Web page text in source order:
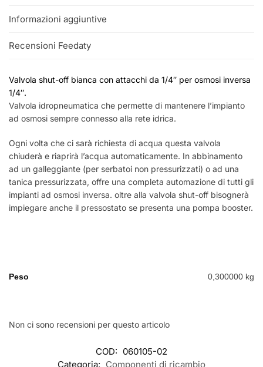
Informazioni aggiuntive
Recensioni Feedaty
Valvola shut-off bianca con attacchi da 1/4″ per osmosi inversa
1/4″.
Valvola idropneumatica che permette di mantenere l’impianto
ad osmosi sempre connesso alla rete idrica.
Ogni volta che ci sarà richiesta di acqua questa valvola
chiuderà e riaprirà l’acqua automaticamente. In abbinamento
ad un galleggiante (per serbatoi non pressurizzati) o ad una
tanica pressurizzata, offre una completa automazione di tutti gli
impianti ad osmosi inversa. oltre alla valvola shut-off bisognerà
impiegare anche il pressostato se presenta una pompa booster.
Peso 0,300000 kg
Non ci sono recensioni per questo articolo
COD: 060105-02
Categoria: Componenti di ricambio